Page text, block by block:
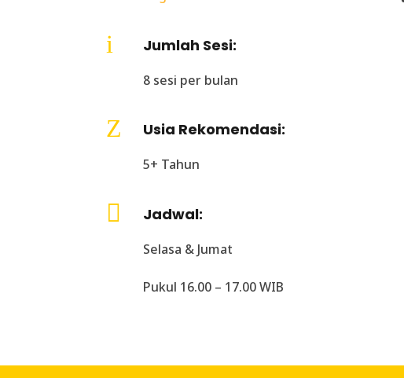
i Jumlah Sesi:
8 sesi per bulan
Z Usia Rekomendasi:
5+ Tahun
 Jadwal:
Selasa & Jumat
Pukul 16.00 – 17.00 WIB